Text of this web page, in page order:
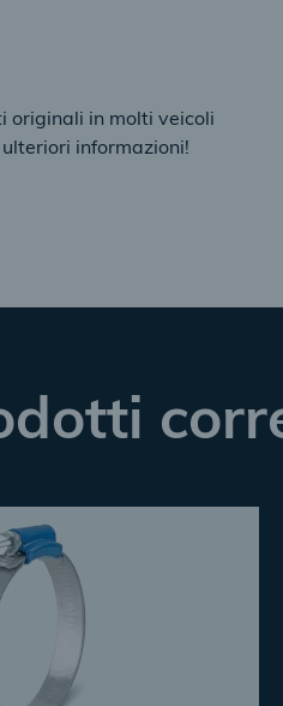
originali in molti veicoli
informazioni!